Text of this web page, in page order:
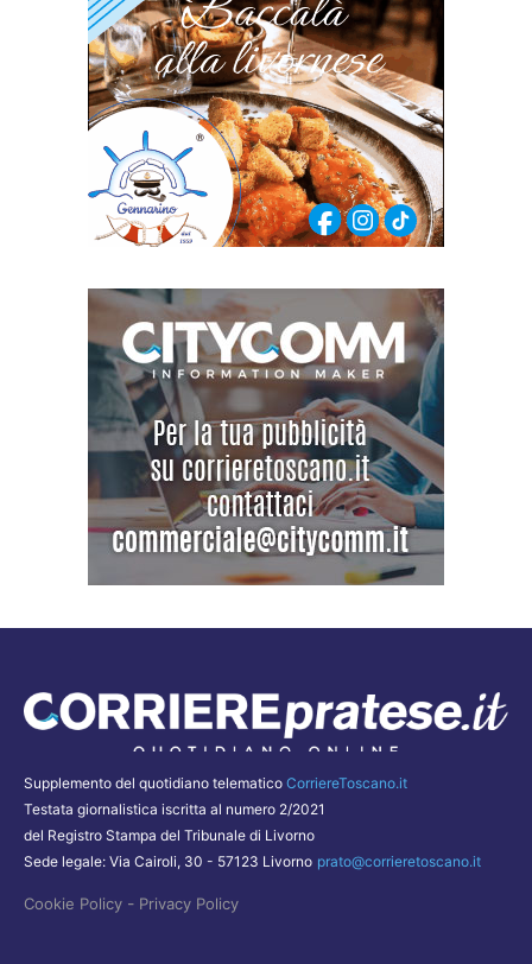
Supplemento del quotidiano telematico CorriereToscano.it
Testata giornalistica iscritta al numero 2/2021
del Registro Stampa del Tribunale di Livorno
Sede legale: Via Cairoli, 30 - 57123 Livorno prato@corrieretoscano.it
Cookie Policy - Privacy Policy